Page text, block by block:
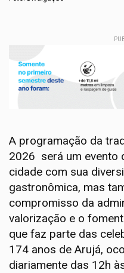
A programação da
2026 será um evento
cidade com sua
gastronômica, mas
compromisso da
valorização e o
que faz parte das
174 anos de Arujá,
diariamente das 12h